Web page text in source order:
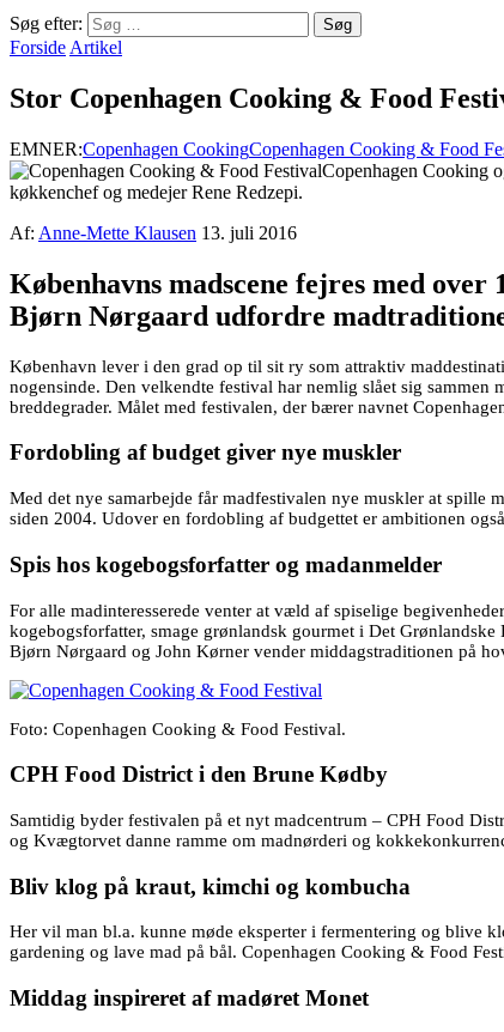
Søg efter:
Forside Artikel
Stor Copenhagen Cooking & Food
EMNER:Copenhagen CookingCopenhagen Cooking & Food
Copenhagen Cooking
køkkenchef og medejer Rene Redzepi.
Af: Anne-Mette Klausen 13. juli 2016
Københavns madscene fejres med
Bjørn Nørgaard udfordre
København lever i den grad op til sit ry som attraktiv
nogensinde. Den velkendte festival har nemlig slået sig
breddegrader. Målet med festivalen, der bærer navnet
Fordobling af budget giver nye muskler
Med det nye samarbejde får madfestivalen nye muskler at spille
siden 2004. Udover en fordobling af budgettet er ambitionen
Spis hos kogebogsforfatter og madanmelder
For alle madinteresserede venter at væld af spiselige
kogebogsforfatter, smage grønlandsk gourmet i Det
Bjørn Nørgaard og John Kørner vender middagstraditionen på
Foto: Copenhagen Cooking & Food Festival.
CPH Food District i den Brune Kødby
Samtidig byder festivalen på et nyt madcentrum – CPH Food
og Kvægtorvet danne ramme om madnørderi og
Bliv klog på kraut, kimchi og kombucha
Her vil man bl.a. kunne møde eksperter i fermentering og blive
gardening og lave mad på bål. Copenhagen Cooking & Food
Middag inspireret af madøret Monet